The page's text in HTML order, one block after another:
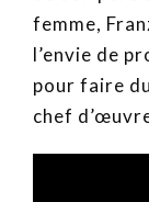
femme,
l’envie de
pour faire
chef